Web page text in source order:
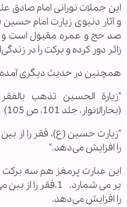
این جملات نورانی امام
و آثار دنیوی زیارت امام
صد حج و عمره مقبول است و
زائر دور کرده و برکت را در
همچنین در حدیث دیگری
"زیارة الحسين تذهب
(بحارالانوار، جلد 101، ص 105)
"زیارت حسین (ع)، فقر را از
را افزایش می‌دهد."
این عبارت پرمغز هم سه برکت
را افزایش می‌دهد.